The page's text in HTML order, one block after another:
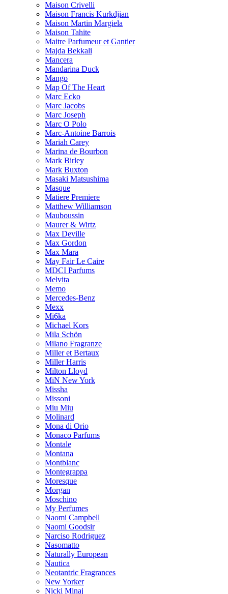
Maison Crivelli
Maison Francis Kurkdjian
Maison Martin Margiela
Maison Tahite
Maitre Parfumeur et Gantier
Majda Bekkali
Mancera
Mandarina Duck
Mango
Map Of The Heart
Marc Ecko
Marc Jacobs
Marc Joseph
Marc O Polo
Marc-Antoine Barrois
Mariah Carey
Marina de Bourbon
Mark Birley
Mark Buxton
Masaki Matsushima
Masque
Matiere Premiere
Matthew Williamson
Mauboussin
Maurer & Wirtz
Max Deville
Max Gordon
Max Mara
May Fair Le Caire
MDCI Parfums
Melvita
Memo
Mercedes-Benz
Mexx
Mi6ka
Michael Kors
Mila Schön
Milano Fragranze
Miller et Bertaux
Miller Harris
Milton Lloyd
MiN New York
Missha
Missoni
Miu Miu
Molinard
Mona di Orio
Monaco Parfums
Montale
Montana
Montblanc
Montegrappa
Moresque
Morgan
Moschino
My Perfumes
Naomi Campbell
Naomi Goodsir
Narciso Rodriguez
Nasomatto
Naturally European
Nautica
Neotantric Fragrances
New Yorker
Nicki Minaj